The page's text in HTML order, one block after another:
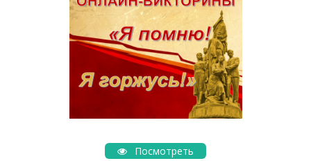
Посмотреть